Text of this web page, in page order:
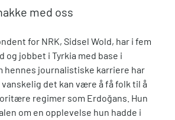
med oss
for NRK, Sidsel Wold, har i fem
og jobbet i Tyrkia med base i
hennes journalistiske karriere har
det kan være å få folk til å
regimer som Erdoğans. Hun
om en opplevelse hun hadde i